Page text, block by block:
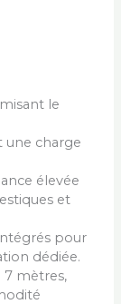
le
une charge
élevée
et
pour
dédiée.
7 mètres,